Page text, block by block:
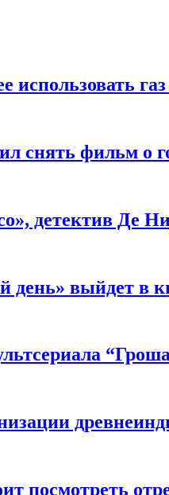
снять фильм о
детектив Де
выйдет в
посмотреть